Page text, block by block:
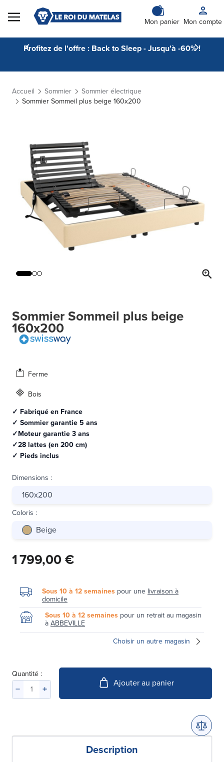
Skip to Content
Mon panier Mon compte
Profitez de l'offre : Back to Sleep - Jusqu'à -60% !
Accueil Sommier
Sommier électrique
Sommier Sommeil plus beige 160x200
Sommier Sommeil plus beige
160x200
Ferme
Bois
✓ Fabriqué en France
✓ Sommier garantie 5 ans
✓Moteur garantie 3 ans
✓28 lattes (en 200 cm)
✓ Pieds inclus
Dimensions :
160x200
Coloris :
Beige
1 799,00 €
Sous 10 à 12 semaines pour une livraison à
domicile
Sous 10 à 12 semaines pour un retrait au magasin
àABBEVILLE
Choisir un autre magasin
Quantité :
Ajouter au panier
Description